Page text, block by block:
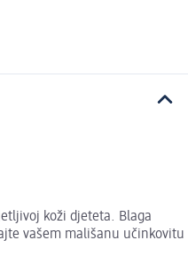
koži djeteta. Blaga
vašem mališanu učinkovitu